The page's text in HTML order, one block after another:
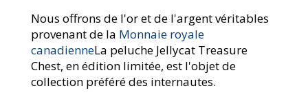
Nous offrons de l'or et de l'argent véritables
provenant de la Monnaie royale
canadienneLa peluche Jellycat Treasure
Chest, en édition limitée, est l'objet de
collection préféré des internautes.